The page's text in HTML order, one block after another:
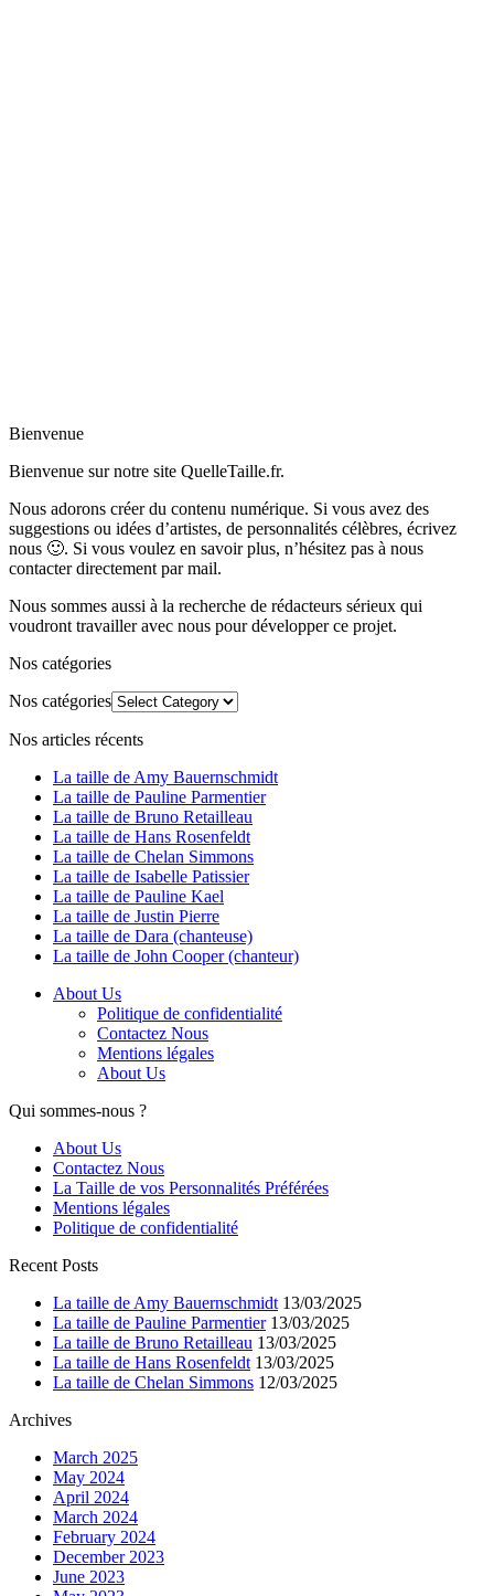
Bienvenue
Bienvenue sur notre site QuelleTaille.fr.
Nous adorons créer du contenu numérique. Si vous avez des
suggestions ou idées d’artistes, de personnalités célèbres, écrivez
nous 🙂. Si vous voulez en savoir plus, n’hésitez pas à nous
contacter directement par mail.
Nous sommes aussi à la recherche de rédacteurs sérieux qui
voudront travailler avec nous pour développer ce projet.
Nos catégories
Nos catégories
Nos articles récents
La taille de Amy Bauernschmidt
La taille de Pauline Parmentier
La taille de Bruno Retailleau
La taille de Hans Rosenfeldt
La taille de Chelan Simmons
La taille de Isabelle Patissier
La taille de Pauline Kael
La taille de Justin Pierre
La taille de Dara (chanteuse)
La taille de John Cooper (chanteur)
About Us
Politique de confidentialité
Contactez Nous
Mentions légales
About Us
Qui sommes-nous ?
About Us
Contactez Nous
La Taille de vos Personnalités Préférées
Mentions légales
Politique de confidentialité
Recent Posts
La taille de Amy Bauernschmidt 13/03/2025
La taille de Pauline Parmentier 13/03/2025
La taille de Bruno Retailleau 13/03/2025
La taille de Hans Rosenfeldt 13/03/2025
La taille de Chelan Simmons 12/03/2025
Archives
March 2025
May 2024
April 2024
March 2024
February 2024
December 2023
June 2023